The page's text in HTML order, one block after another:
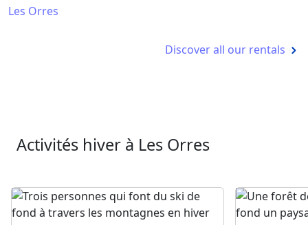
Les Orres
Discover all our rentals
Activités hiver à Les Orres